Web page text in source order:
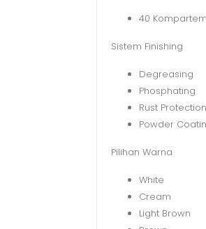
40
Sistem Finishing
Degreasing
Phosphating
Rust Protection
Powder
Pilihan Warna
White
Cream
Light Brown